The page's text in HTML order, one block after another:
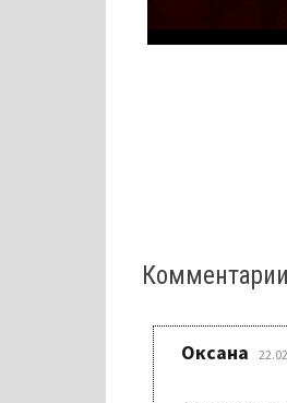
Оксана